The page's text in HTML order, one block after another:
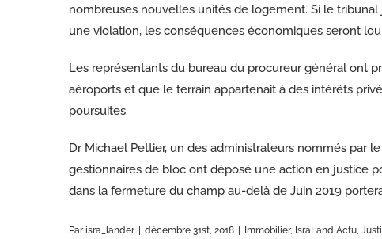
nombreuses nouvelles unités de logement. Si le
une violation, les conséquences économiques seront
Les représentants du bureau du procureur général ont
aéroports et que le terrain appartenait à des intérêts
poursuites.
Dr Michael Pettier, un des administrateurs nommés par
gestionnaires de bloc ont déposé une action en justice
dans la fermeture du champ au-delà de Juin 2019
Parisra_lander décembre 31st, 2018 Immobilier, IsraLand Actu,